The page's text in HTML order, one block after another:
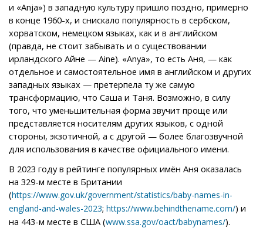
и «Anja») в западную культуру пришло поздно, примерно
в конце 1960-х, и снискало популярность в сербском,
хорватском, немецком языках, как и в английском
(правда, не стоит забывать и о существовании
ирландского Айне — Aine). «Anya», то есть Аня, — как
отдельное и самостоятельное имя в английском и других
западных языках — претерпела ту же самую
трансформацию, что Саша и Таня. Возможно, в силу
того, что уменьшительная форма звучит проще или
представляется носителям других языков, с одной
стороны, экзотичной, а с другой — более благозвучной
для использования в качестве официального имени.
В 2023 году в рейтинге популярных имён Аня оказалась
на 329-м месте в Британии
(https://www.gov.uk/government/statistics/baby-names-in-
england-and-wales-2023; https://www.behindthename.com/) и
на 443-м месте в США (www.ssa.gov/oact/babynames/).